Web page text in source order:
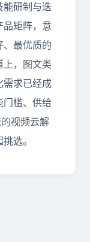
能研制与迭
品矩阵，意
、最优质的
上，图文类
需求已经成
门槛、供给
视频云解
选。